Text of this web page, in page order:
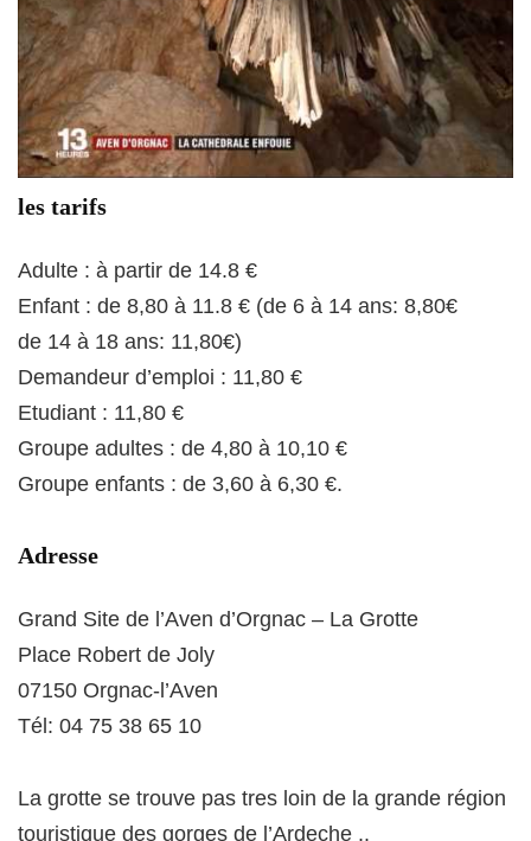
les tarifs
Adulte : à partir de 14.8 €
Enfant : de 8,80 à 11.8 € (de 6 à 14 ans: 8,80€
de 14 à 18 ans: 11,80€)
Demandeur d’emploi : 11,80 €
Etudiant : 11,80 €
Groupe adultes : de 4,80 à 10,10 €
Groupe enfants : de 3,60 à 6,30 €.
Adresse
Grand Site de l’Aven d’Orgnac – La Grotte
Place Robert de Joly
07150 Orgnac-l’Aven
Tél: 04 75 38 65 10
La grotte se trouve pas tres loin de la grande région
touristique des gorges de l’Ardeche ..